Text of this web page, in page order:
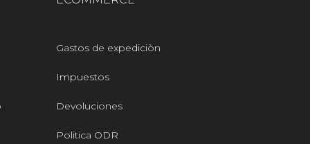
Gastos de expediciòn
Impuestos
Devoluciones
Politica ODR